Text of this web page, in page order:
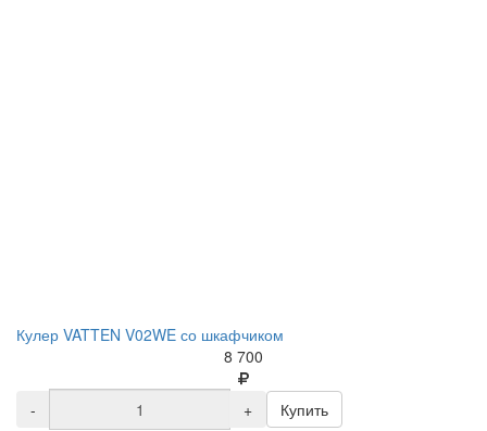
Кулер VATTEN V02WE со шкафчиком
8 700
- +
Купить